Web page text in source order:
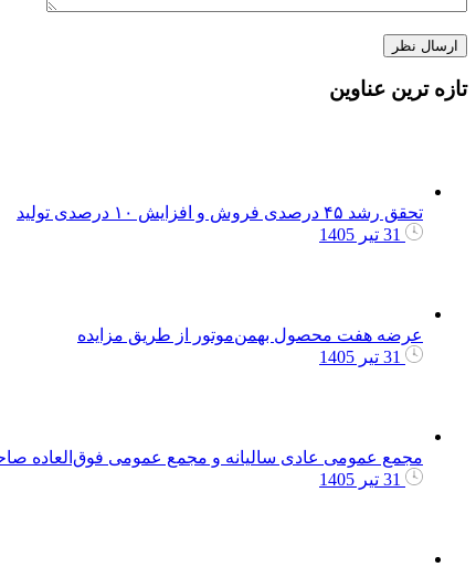
تازه ترین عناوین
تحقق رشد ۴۵ درصدی فروش و افزایش ۱۰ درصدی تولید
عرضه هفت محصول بهمن‌موتور از طریق مزایده
مجمع عمومی عادی سالیانه و مجمع عمومی فوق‌العاده